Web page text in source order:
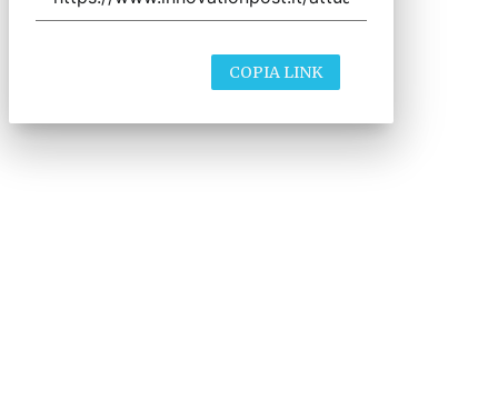
COPIA LINK